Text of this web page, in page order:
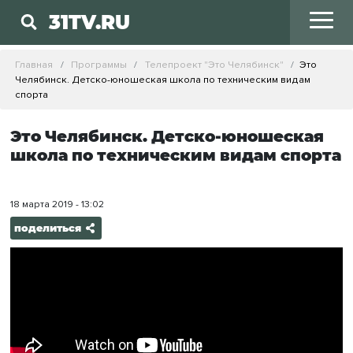
31TV.RU
Главная Программы Телепроект "Это Челябинск"
Это
Челябинск. Детско-юношеская школа по техническим видам
спорта
Это Челябинск. Детско-юношеская
школа по техническим видам спорта
18 марта 2019 - 13:02
поделиться